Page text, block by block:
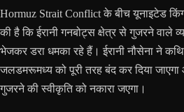
Hormuz Strait Conflict के बीच यूनाइटेड
की है कि ईरानी गनबोट्स क्षेत्र से गुजरने वाले
भेजकर डरा धमका रहे हैं। ईरानी नौसेना ने
जलडमरूमध्य को पूरी तरह बंद कर दिया
गुजरने की स्वीकृति को नकारा जएगा।